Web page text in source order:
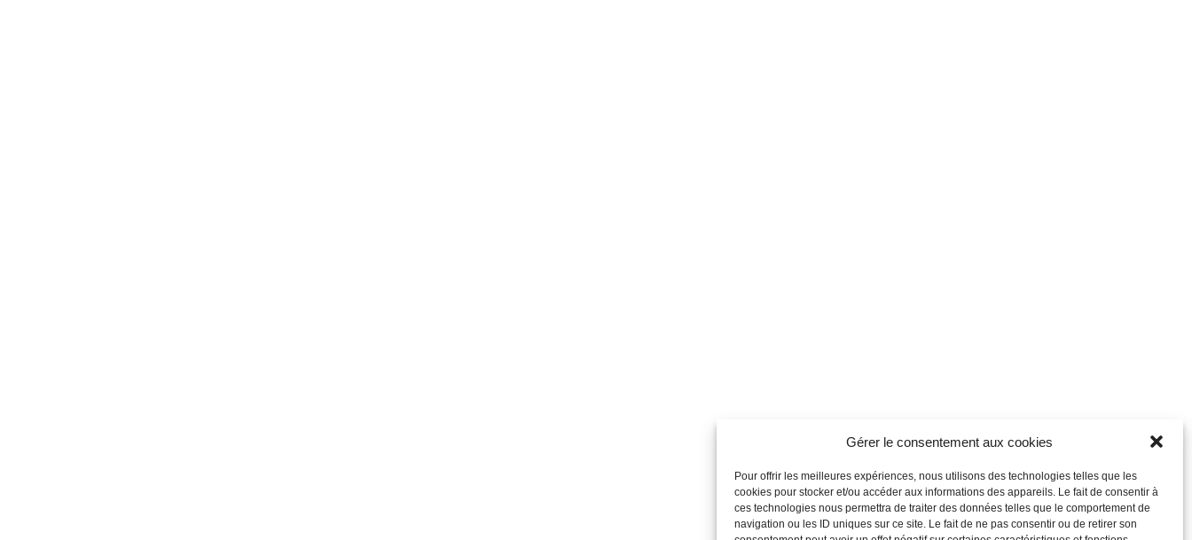
Gérer le consentement aux cookies
Pour offrir les meilleures expériences, nous utilisons des technologies telles que les
cookies pour stocker et/ou accéder aux informations des appareils. Le fait de consentir à
ces technologies nous permettra de traiter des données telles que le comportement de
navigation ou les ID uniques sur ce site. Le fait de ne pas consentir ou de retirer son